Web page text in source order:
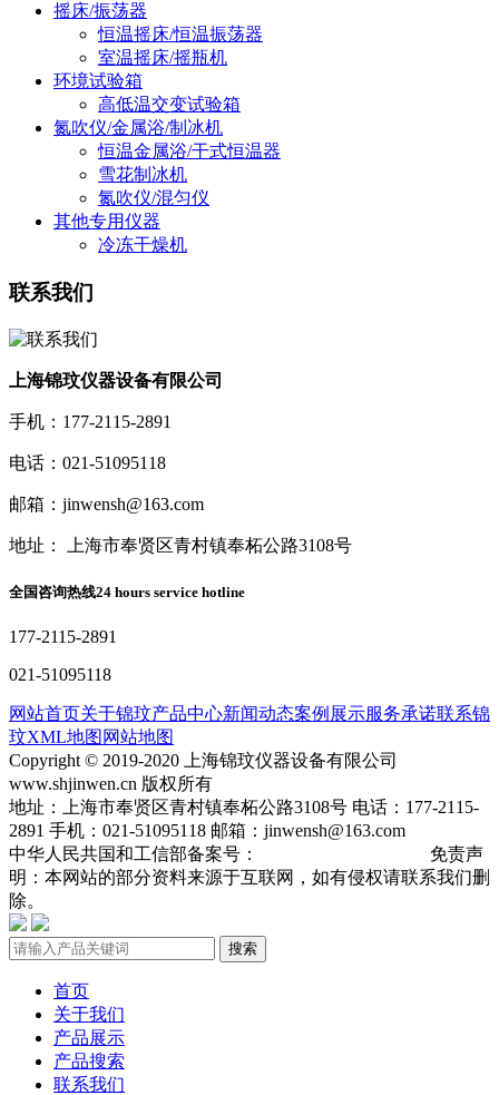
摇床/振荡器
恒温摇床/恒温振荡器
室温摇床/摇瓶机
环境试验箱
高低温交变试验箱
氮吹仪/金属浴/制冰机
恒温金属浴/干式恒温器
雪花制冰机
氮吹仪/混匀仪
其他专用仪器
冷冻干燥机
联系我们
上海锦玟仪器设备有限公司
手机：177-2115-2891
电话：021-51095118
邮箱：jinwensh@163.com
地址： 上海市奉贤区青村镇奉柘公路3108号
全国咨询热线24 hours service hotline
177-2115-2891
021-51095118
网站首页关于锦玟产品中心新闻动态案例展示服务承诺联系锦
玟XML地图 网站地图
Copyright © 2019-2020 上海锦玟仪器设备有限公司
www.shjinwen.cn 版权所有
地址：上海市奉贤区青村镇奉柘公路3108号 电话：177-2115-
2891 手机：021-51095118 邮箱：jinwensh@163.com
中华人民共国和工信部备案号：
免责声
明：本网站的部分资料来源于互联网，如有侵权请联系我们删
除。
搜索
首页
关于我们
产品展示
产品搜索
联系我们